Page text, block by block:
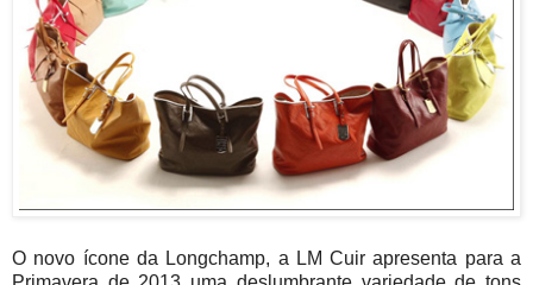
O novo ícone da Longchamp, a LM Cuir apresenta para a